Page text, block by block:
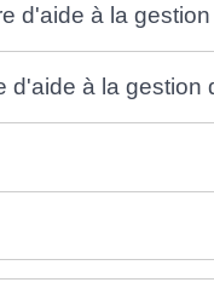
d'aide à la
à la gestion